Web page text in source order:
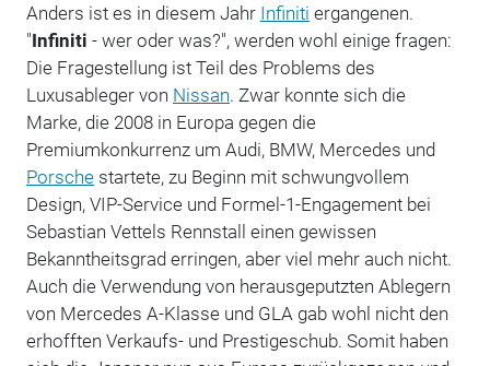
Anders ist es in diesem Jahr Infiniti ergangenen.
"Infiniti - wer oder was?", werden wohl einige fragen:
Die Fragestellung ist Teil des Problems des
Luxusableger von Nissan. Zwar konnte sich die
Marke, die 2008 in Europa gegen die
Premiumkonkurrenz um Audi, BMW, Mercedes und
Porschestartete, zu Beginn mit schwungvollem
Design, VIP-Service und Formel-1-Engagement bei
Sebastian Vettels Rennstall einen gewissen
Bekanntheitsgrad erringen, aber viel mehr auch nicht.
Auch die Verwendung von herausgeputzten Ablegern
von Mercedes A-Klasse und GLA gab wohl nicht den
erhofften Verkaufs- und Prestigeschub. Somit haben